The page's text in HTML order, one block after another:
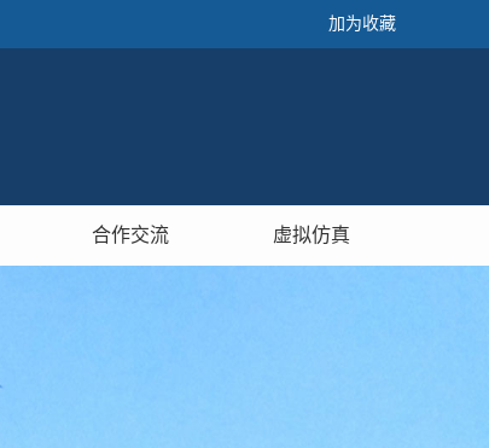
加为收藏
合作交流 虚拟仿真